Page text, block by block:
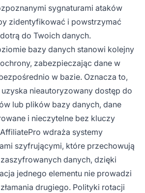
sygnaturami ataków
zidentyfikować i powstrzymać
do Twoich danych.
bazy danych stanowi kolejny
zabezpieczając dane w
w bazie. Oznacza to,
nieautoryzowany dostęp do
lub plików bazy danych, dane
i nieczytelne bez kluczy
wdraża systemy
szyfrującymi, które przechowują
danych, dzięki
jednego elementu nie prowadzi
drugiego. Polityki rotacji